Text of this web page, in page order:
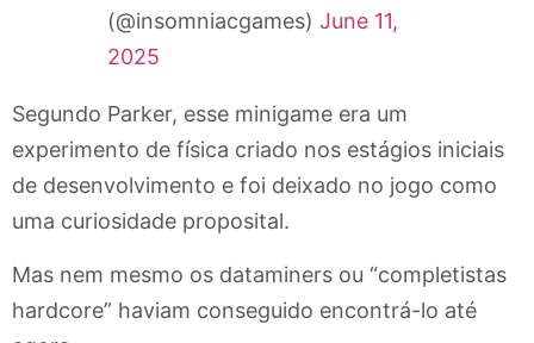
(@insomniacgames) June 11,
2025
Segundo Parker, esse minigame era um
experimento de física criado nos estágios iniciais
de desenvolvimento e foi deixado no jogo como
uma curiosidade proposital.
Mas nem mesmo os dataminers ou “completistas
hardcore” haviam conseguido encontrá-lo até